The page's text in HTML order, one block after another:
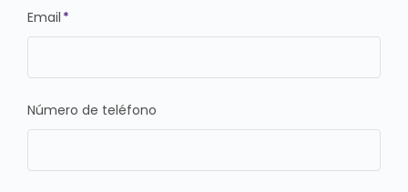
Email *
Número de teléfono